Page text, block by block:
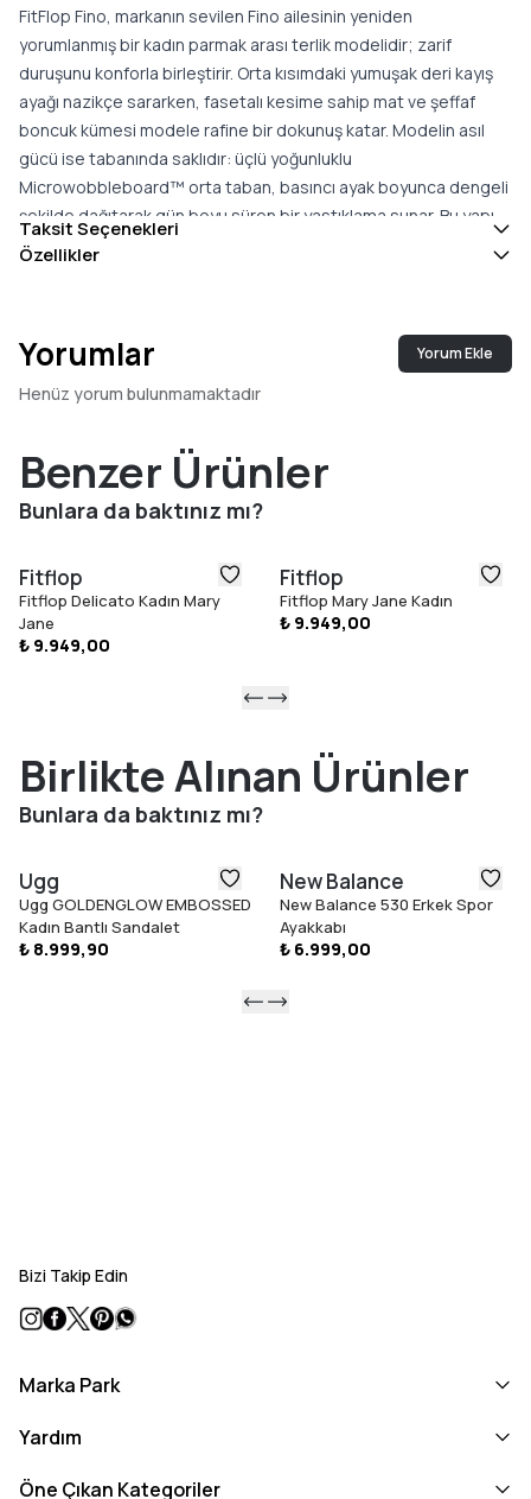
FitFlop Fino, markanın sevilen Fino ailesinin yeniden
yorumlanmış bir kadın parmak arası terlik modelidir; zarif
duruşunu konforla birleştirir. Orta kısımdaki yumuşak deri kayış
ayağı nazikçe sararken, fasetalı kesime sahip mat ve şeffaf
boncuk kümesi modele rafine bir dokunuş katar. Modelin asıl
gücü ise tabanında saklıdır: üçlü yoğunluklu
Microwobbleboard™ orta taban, basıncı ayak boyunca dengeli
şekilde dağıtarak gün boyu süren bir yastıklama sunar. Bu yapı
topukta daha sıkı, orta bölgede yumuşak ve ön ayakta orta
vücut hizalanmasını ve doğal hareketi gözeterek yorgun
ayaklara nefes aldırır. Standart kalıbıyla gerçek bedene uyum
gösterir ve günlük kullanımdan akşam buluşmalarına kadar geniş
ayakkabılara verilen APMA (Amerikan Podiatrik Tıp Derneği)
Onay Mührü'ne sahip olması, konforun yalnızca hissedilen değil
belgelenen bir özellik olduğunu gösterir. Anatomik tabanlığı
Öne Çıkan Özellikler
Yumuşak deri ön kayış
Fasetalı kesim mat ve şeffaf boncuk detayı
APMA Onay Mührü
Taksit Seçenekleri
Özellikler
Yorumlar Yorum Ekle
Henüz yorum bulunmamaktadır
Benzer Ürünler
Bunlara da baktınız mı?
Fitflop
Fitflop Delicato Kadın Mary
Jane
₺ 9.949,00
Fitflop
Fitflop Mary Jane Kadın
₺ 9.949,00
Birlikte Alınan Ürünler
Bunlara da baktınız mı?
Ugg
Ugg GOLDENGLOW EMBOSSED
Kadın Bantlı Sandalet
₺ 8.999,90
New Balance
New Balance 530 Erkek Spor
Ayakkabı
₺ 6.999,00
Bizi Takip Edin
Marka Park
Yardım
Öne Çıkan Kategoriler